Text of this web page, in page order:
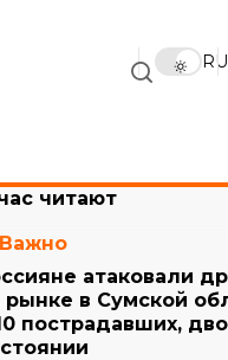
RU
читают
Важно
атаковали
рынке в Сумской
пострадавших,